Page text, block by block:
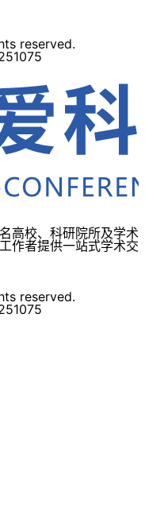
reserved.
高校、科研院所及学术
作者提供一站式学术交
reserved.